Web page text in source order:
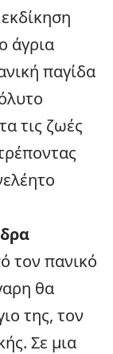
άγρια
παγίδα
τις ζωές
τον πανικό
θα
της, τον
Σε μια